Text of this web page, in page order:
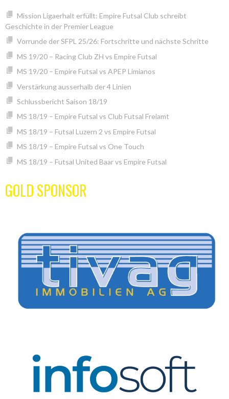
Mission Ligaerhalt erfüllt: Empire Futsal Club schreibt
Geschichte in der Premier League
Vorrunde der SFPL 25/26: Fortschritte und nächste Schritte
MS 19/20 – Racing Club ZH vs Empire Futsal
MS 19/20 – Empire Futsal vs APEP Limianos
Verstärkung ausserhalb der 4 Linien
Schlussbericht Saison 18/19
MS 18/19 – Empire Futsal vs Club Futsal Freiamt
MS 18/19 – Futsal Luzern 2 vs Empire Futsal
MS 18/19 – Empire Futsal vs One Touch
MS 18/19 – Futsal United Baar vs Empire Futsal
GOLD SPONSOR